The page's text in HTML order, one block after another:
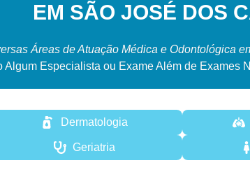
EM SÃO JOSÉ DOS
Áreas de Atuação Médica e Odontológica
Algum Especialista ou Exame Além de Exames
Dermatologia
Geriatria